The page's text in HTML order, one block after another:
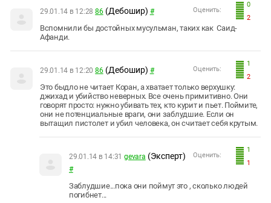
0
2
Оценить:
29.01.14 в 12:28 86 (Дебошир) #
Вспомнили бы достойных мусульман, таких как Саид-
Афанди.
1
2
Оценить:
29.01.14 в 12:20 86 (Дебошир) #
Это быдло не читает Коран, а хватает только верхушку:
джихад и убийство неверных. Все очень примитивно. Они
говорят просто: нужно убивать тех, кто курит и пьет. Поймите,
они не потенциальные враги, они заблудшие. Если он
вытащил пистолет и убил человека, он считает себя крутым.
1
1
Оценить:
29.01.14 в 14:31 gevara (Эксперт)
#
Заблудшие...пока они поймут это , сколько людей
погибнет...